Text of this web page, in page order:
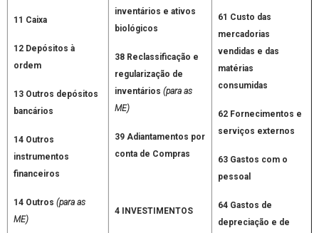
11 Caixa
12 Depósitos à
ordem
13 Outros depósitos
bancários
14 Outros
instrumentos
financeiros
14 Outros(para as
ME)
inventários e ativos
biológicos
38 Reclassificação e
regularização de
inventários(para as
ME)
39 Adiantamentos por
conta de Compras
4 INVESTIMENTOS
61 Custo das
mercadorias
vendidas e das
matérias
consumidas
62 Fornecimentos e
serviços externos
63 Gastos com o
pessoal
64 Gastos de
depreciação e de